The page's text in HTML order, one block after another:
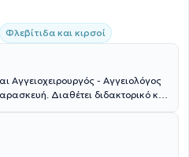
Φλεβίτιδα και κιρσοί
Αγγειοχειρουργός - Αγγειολόγος
Διαθέτει διδακτορικό και
στην ενδαγγειακή
Επιπροσθέτως, ο
στην ανώδυνη αφαίρεση των